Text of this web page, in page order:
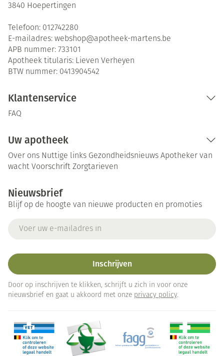
3840 Hoepertingen
Telefoon: 012742280
E-mailadres: webshop@apotheek-martens.be
APB nummer: 733101
Apotheek titularis: Lieven Verheyen
BTW nummer: 0413904542
Klantenservice
FAQ
Uw apotheek
Over ons Nuttige links Gezondheidsnieuws Apotheker van
wacht Voorschrift Zorgtarieven
Nieuwsbrief
Blijf op de hoogte van nieuwe producten en promoties
Inschrijven
Door op inschrijven te klikken, schrijft u zich in voor onze
nieuwsbrief en gaat u akkoord met onze privacy policy.